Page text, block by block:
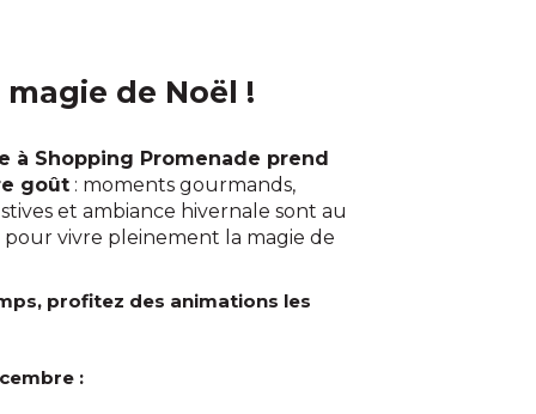
magie de Noël !
à Shopping Promenade prend
goût: moments gourmands,
et ambiance hivernale sont au
vivre pleinement la magie de
profitez des animations les
: